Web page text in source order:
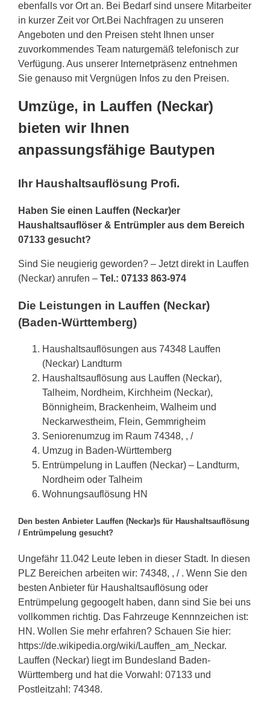
ebenfalls vor Ort an. Bei Bedarf sind unsere Mitarbeiter
in kurzer Zeit vor Ort.Bei Nachfragen zu unseren
Angeboten und den Preisen steht Ihnen unser
zuvorkommendes Team naturgemäß telefonisch zur
Verfügung. Aus unserer Internetpräsenz entnehmen
Sie genauso mit Vergnügen Infos zu den Preisen.
Umzüge, in Lauffen (Neckar)
bieten wir Ihnen
anpassungsfähige Bautypen
Ihr Haushaltsauflösung Profi.
Haben Sie einen Lauffen (Neckar)er
Haushaltsauflöser & Entrümpler aus dem Bereich
07133 gesucht?
Sind Sie neugierig geworden? – Jetzt direkt in Lauffen
(Neckar) anrufen – Tel.: 07133 863-974
Die Leistungen in Lauffen (Neckar)
(Baden-Württemberg)
Haushaltsauflösungen aus 74348 Lauffen
(Neckar) Landturm
Haushaltsauflösung aus Lauffen (Neckar),
Talheim, Nordheim, Kirchheim (Neckar),
Bönnigheim, Brackenheim, Walheim und
Neckarwestheim, Flein, Gemmrigheim
Seniorenumzug im Raum 74348, , /
Umzug in Baden-Württemberg
Entrümpelung in Lauffen (Neckar) – Landturm,
Nordheim oder Talheim
Wohnungsauflösung HN
Den besten Anbieter Lauffen (Neckar)s für Haushaltsauflösung
/ Entrümpelung gesucht?
Ungefähr 11.042 Leute leben in dieser Stadt. In diesen
PLZ Bereichen arbeiten wir: 74348, , / . Wenn Sie den
besten Anbieter für Haushaltsauflösung oder
Entrümpelung gegoogelt haben, dann sind Sie bei uns
vollkommen richtig. Das Fahrzeuge Kennnzeichen ist:
HN. Wollen Sie mehr erfahren? Schauen Sie hier:
https://de.wikipedia.org/wiki/Lauffen_am_Neckar.
Lauffen (Neckar) liegt im Bundesland Baden-
Württemberg und hat die Vorwahl: 07133 und
Postleitzahl: 74348.